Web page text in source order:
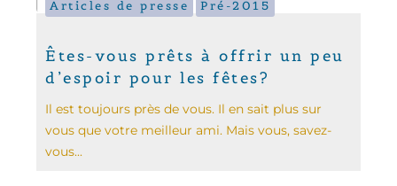
Articles de presse Pré-2015
Êtes-vous prêts à offrir un peu
d’espoir pour les fêtes?
Il est toujours près de vous. Il en sait plus sur
vous que votre meilleur ami. Mais vous, savez-
vous...